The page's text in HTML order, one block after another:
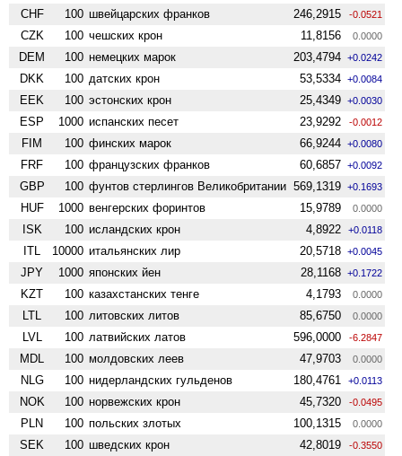
CHF 100 швейцарских франков 246,2915 -0.0521
CZK 100 чешских крон 11,8156 0.0000
DEM 100 немецких марок 203,4794 +0.0242
DKK 100 датских крон 53,5334 +0.0084
EEK 100 эстонских крон 25,4349 +0.0030
ESP 1000 испанских песет 23,9292 -0.0012
FIM 100 финских марок 66,9244 +0.0080
FRF 100 французских франков 60,6857 +0.0092
GBP 100 фунтов стерлингов Велико­британии 569,1319 +0.1693
HUF 1000 венгерских форинтов 15,9789 0.0000
ISK 100 исландских крон 4,8922 +0.0118
ITL 10000 итальянских лир 20,5718 +0.0045
JPY 1000 японских йен 28,1168 +0.1722
KZT 100 казахстанских тенге 4,1793 0.0000
LTL 100 литовских литов 85,6750 0.0000
LVL 100 латвийских латов 596,0000 -6.2847
MDL 100 молдовских леев 47,9703 0.0000
NLG 100 нидерландских гульденов 180,4761 +0.0113
NOK 100 норвежских крон 45,7320 -0.0495
PLN 100 польских злотых 100,1315 0.0000
SEK 100 шведских крон 42,8019 -0.3550